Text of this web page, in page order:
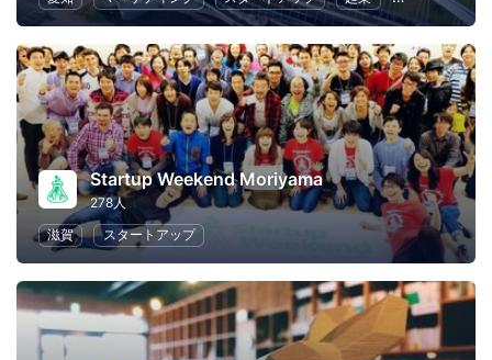
Startup Weekend Moriyama
278人
滋賀
スタートアップ